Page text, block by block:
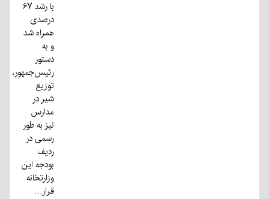
با رشد ۶۷
درصدی
همراه شد
و به
دستور
رئیس‌جمهور،
توزیع
شیر در
مدارس
نیز به طور
رسمی در
ردیف
بودجه این
وزارتخانه
قرار…